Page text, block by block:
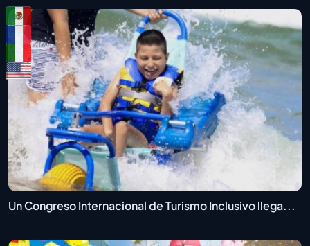
Un Congreso Internacional de Turismo Inclusivo llega...